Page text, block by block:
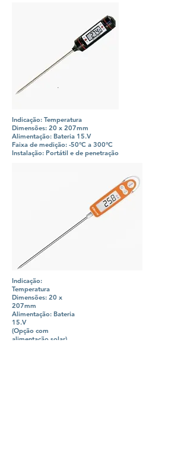
Indicação: Temperatura
Dimensões: 20 x 207mm
Alimentação: Bateria 15.V
Faixa de medição: -50°C a 300°C
Instalação: Portátil e de penetração
Indicação:
Temperatura
Dimensões: 20 x
207mm
Alimentação: Bateria
15.V
(Opção com
alimentação solar)